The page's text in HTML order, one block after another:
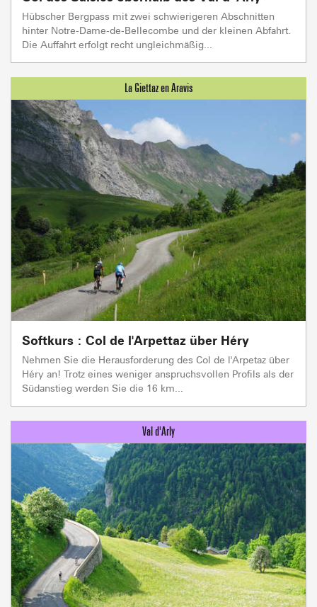
Hübscher Bergpass mit zwei schwierigeren Abschnitten
hinter Notre-Dame-de-Bellecombe und der kleinen Abfahrt.
Die Auffahrt erfolgt recht ungleichmäßig...
Softkurs : Col de l'Arpettaz über Héry
Nehmen Sie die Herausforderung des Col de l'Arpetaz über
Héry an! Trotz eines weniger anspruchsvollen Profils als der
Südanstieg werden Sie die 16 km...